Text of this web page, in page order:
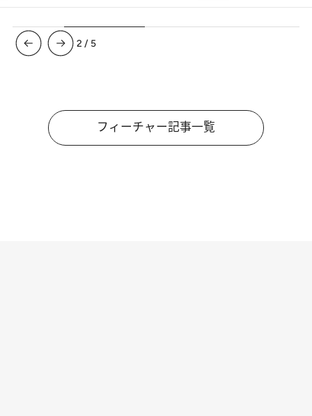
3 / 5
フィーチャー記事一覧